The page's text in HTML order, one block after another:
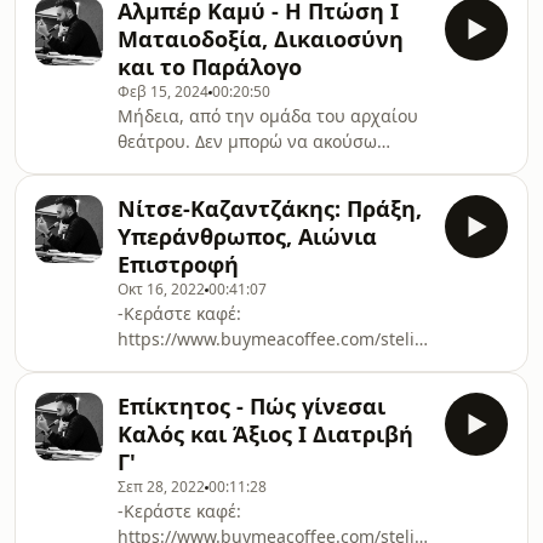
hl=el Spotify: ΠΕΡΙ ΖΩΗΣ
Αλμπέρ Καμύ - Η Πτώση Ι
Ματαιοδοξία, Δικαιοσύνη
και το Παράλογο
Φεβ 15, 202400:20:50
Μήδεια, από την ομάδα του αρχαίου
θεάτρου. Δεν μπορώ να ακούσω
την πατρίδα του. Αυτά τα λόγια είναι
τα δικά μου, όπως και τα
συναισθήματα, δική μου και η πίστη.
"Τι δυστυχία είναι αυτή του
ανθρώπου δίχως πολιτεία". "Ω,
βοηθήστε με για να μη βρεθώ χωρίς
πολιτεία", λέει ο χορός. Είμαι χωρίς
πολιτεία. --- Αλμπέρ Καμύ,
Σημειωματάρια
Νίτσε-Καζαντζάκης: Πράξη,
Υπεράνθρωπος, Αιώνια
Επιστροφή
Οκτ 16, 202200:41:07
-Κεράστε καφέ:
https://www.buymeacoffee.com/steliospap
hl=el Spotify: ΠΕΡΙ ΖΩΗΣ
Επίκτητος - Πώς γίνεσαι
Καλός και Άξιος Ι Διατριβή
Γ'
Σεπ 28, 202200:11:28
-Κεράστε καφέ:
https://www.buymeacoffee.com/steliospap